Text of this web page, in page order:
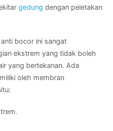
gedung dengan peletakan
bocor ini sangat
ekstrem yang tidak boleh
yang bertekanan. Ada
oleh membran